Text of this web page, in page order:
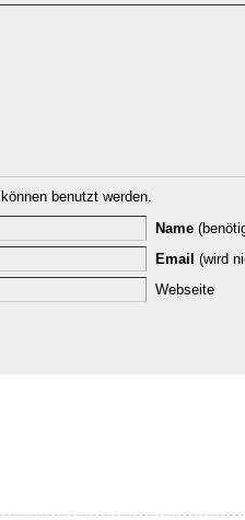
können benutzt werden.
Name
Email (wird
Webseite